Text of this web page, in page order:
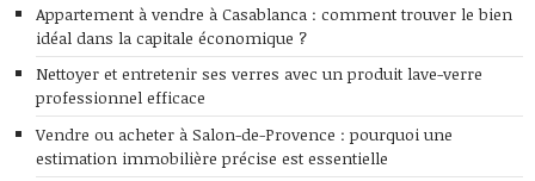
Appartement à vendre à Casablanca : comment trouver le bien
idéal dans la capitale économique ?
Nettoyer et entretenir ses verres avec un produit lave-verre
professionnel efficace
Vendre ou acheter à Salon-de-Provence : pourquoi une
estimation immobilière précise est essentielle